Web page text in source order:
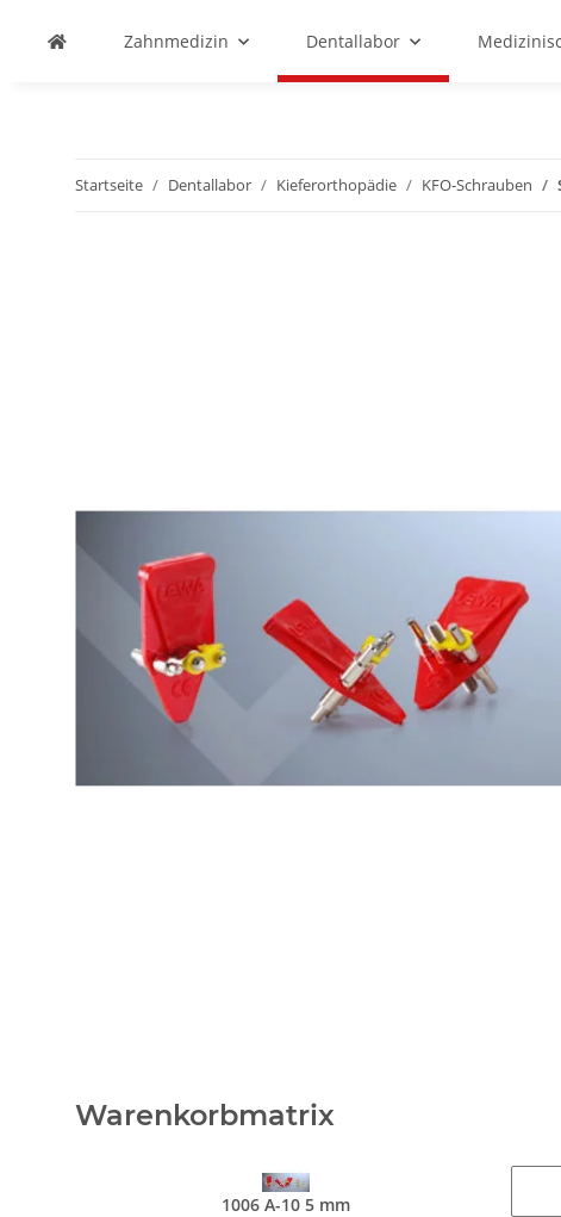
Zahnmedizin Dentallabor
Startseite Dentallabor Kieferorthopädie KFO-Schrauben
Warenkorbmatrix
1006 A-10 5 mm